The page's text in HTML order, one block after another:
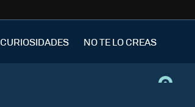
CURIOSIDADES NO TE LO CREAS